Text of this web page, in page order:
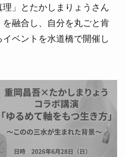
」とたかしまりょうさん
融合し、自分を丸ごと肯
ベントを水道橋で開催し